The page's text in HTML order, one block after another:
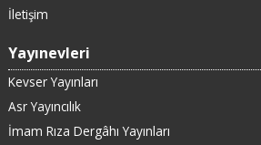
İletişim
Yayınevleri
Kevser Yayınları
Asr Yayıncılık
İmam Rıza Dergâhı Yayınları